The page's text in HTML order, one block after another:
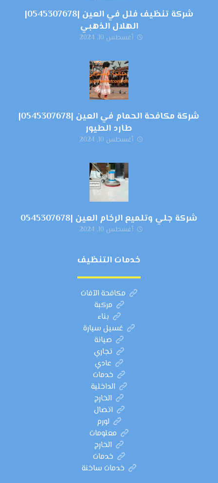
شركة تنظيف فلل في العين |0545307678|
الهلال الذهبي
أغسطس 10, 2024
شركة مكافحة الحمام في العين |0545307678|
طارد الطيور
أغسطس 10, 2024
شركة جلي وتلميع الرخام العين |0545307678
أغسطس 10, 2024
خدمات التنظيف
مكافحة الآفات
مركبة
بناء
غسيل سيارة
صيانة
تجاري
عادي
خدمات
الداخلية
الخارج
اتصال
لورم
معلومات
الخارج
خدمات
خدمات ساخنة